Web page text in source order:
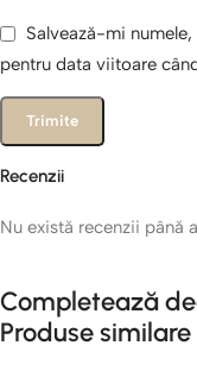
Recenzii
Nu există recenzii până
Salvează-mi
pentru data viitoare
Completează
Produse similare